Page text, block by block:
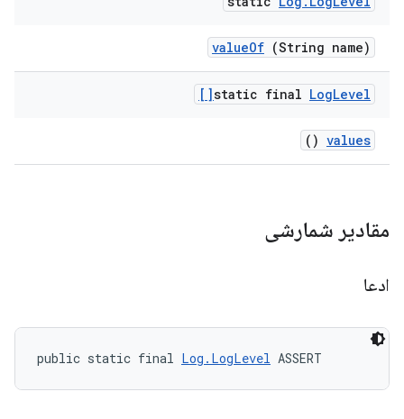
valueOf (String name)
static final LogLevel[]
values
()
مقادیر شمارشی
ادعا
public static final Log.LogLevel ASSERT